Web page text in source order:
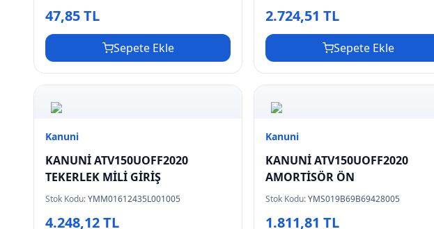
47,85 TL
Sepete Ekle
2.724,51 TL
Sepete Ekle
Kanuni
KANUNİ ATV150UOFF2020
TEKERLEK MİLİ GİRİŞ
Stok Kodu:YMM01612435L001005
4.248,12 TL
Kanuni
KANUNİ ATV150UOFF2020
AMORTİSÖR ÖN
Stok Kodu:YMS019B69B69428005
1.811,81 TL